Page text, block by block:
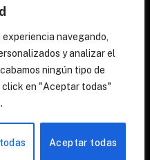
navegando,
y analizar el
ningún tipo de
click en "Aceptar todas"
Aceptar todas
NEWSLETTER
DE PRIVACIDAD